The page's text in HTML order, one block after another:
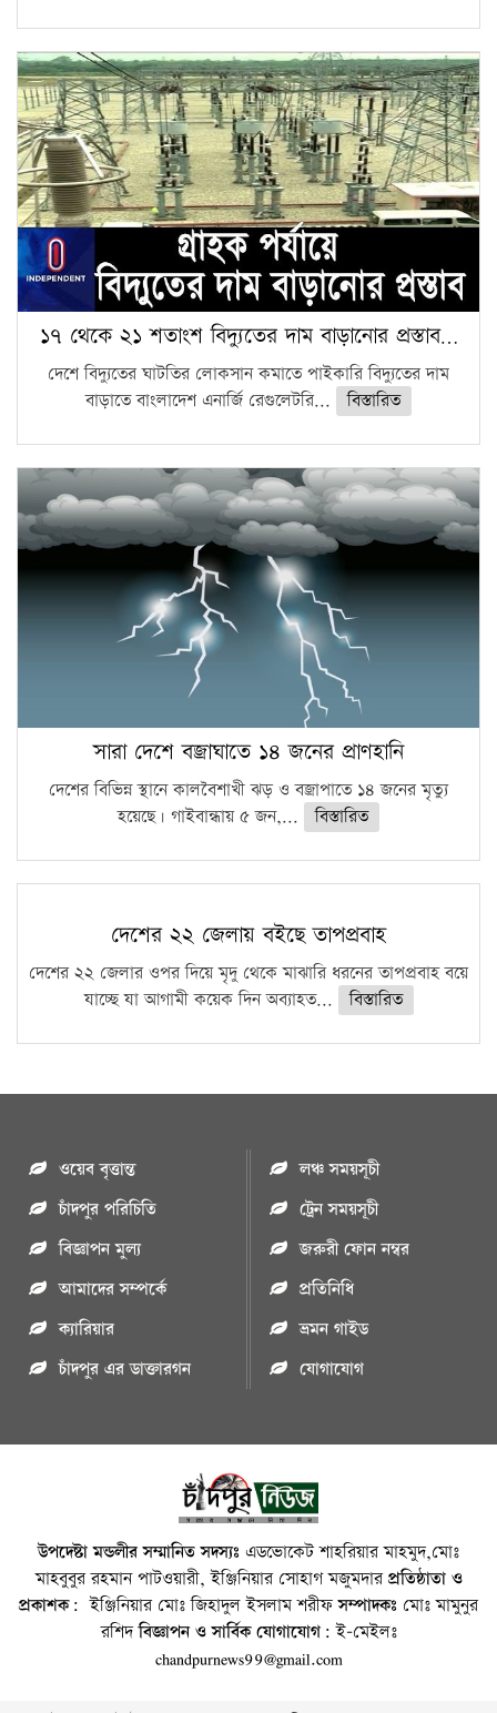
১৭ থেকে ২১ শতাংশ বিদ্যুতের দাম বাড়ানোর প্রস্তাব…
দেশে বিদ্যুতের ঘাটতির লোকসান কমাতে পাইকারি বিদ্যুতের দাম
বাড়াতে বাংলাদেশ এনার্জি রেগুলেটরি...
বিস্তারিত
সারা দেশে বজ্রাঘাতে ১৪ জনের প্রাণহানি
দেশের বিভিন্ন স্থানে কালবৈশাখী ঝড় ও বজ্রাপাতে ১৪ জনের মৃত্যু
হয়েছে। গাইবান্ধায় ৫ জন,...
বিস্তারিত
দেশের ২২ জেলায় বইছে তাপপ্রবাহ
দেশের ২২ জেলার ওপর দিয়ে মৃদু থেকে মাঝারি ধরনের তাপপ্রবাহ বয়ে
যাচ্ছে যা আগামী কয়েক দিন অব্যাহত...
বিস্তারিত
ওয়েব বৃত্তান্ত
চাঁদপুর পরিচিতি
বিজ্ঞাপন মুল্য
আমাদের সম্পর্কে
ক্যারিয়ার
চাঁদপুর এর ডাক্তারগন
লঞ্চ সময়সূচী
ট্রেন সময়সূচী
জরুরী ফোন নম্বর
প্রতিনিধি
ভ্রমন গাইড
যোগাযোগ
উপদেষ্টা মন্ডলীর সম্মানিত সদস্যঃ এডভোকেট শাহরিয়ার মাহমুদ,মোঃ
মাহবুবুর রহমান পাটওয়ারী, ইঞ্জিনিয়ার সোহাগ মজুমদারপ্রতিষ্ঠাতা ও
প্রকাশক: ইঞ্জিনিয়ার মোঃ জিহাদুল ইসলাম শরীফসম্পাদকঃ মোঃ মামুনুর
রশিদবিজ্ঞাপন ও সার্বিক যোগাযোগ: ই-মেইলঃ
chandpurnews99@gmail.com